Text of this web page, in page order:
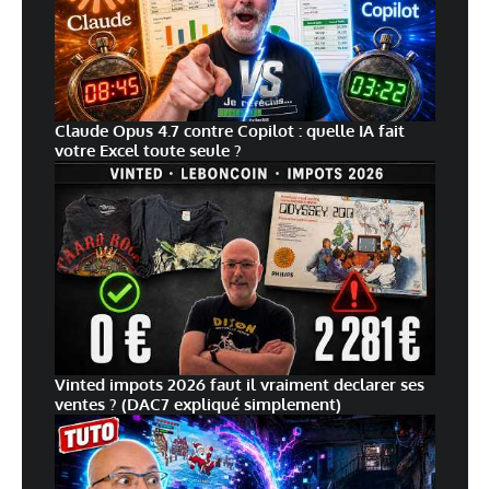
Claude Opus 4.7 contre Copilot : quelle IA fait
votre Excel toute seule ?
Vinted impots 2026 faut il vraiment declarer ses
ventes ? (DAC7 expliqué simplement)